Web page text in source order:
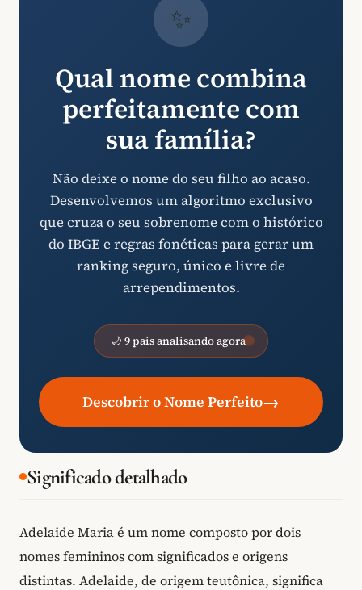
✨
Qual nome combina
perfeitamente com
sua família?
Não deixe o nome do seu filho ao acaso.
Desenvolvemos um algoritmo exclusivo
que cruza o seu sobrenome com o histórico
do IBGE e regras fonéticas para gerar um
ranking seguro, único e livre de
arrependimentos.
🌙 9 pais analisando agora
Descobrir o Nome Perfeito→
Significado detalhado
Adelaide Maria é um nome composto por dois
nomes femininos com significados e origens
distintas. Adelaide, de origem teutônica, significa